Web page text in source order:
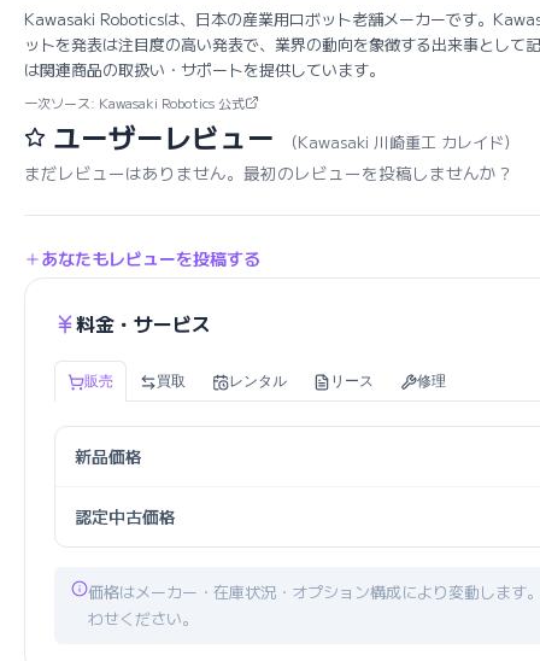
Kawasaki Roboticsは、日本の産業用ロボット老舗メーカーです。
ットを発表は注目度の高い発表で、業界の動向を象徴する出来事として
は関連商品の取扱い・サポートを提供しています。
一次ソース: Kawasaki Robotics 公式
ユーザーレビュー （Kawasaki 川崎重工 カレイド）
まだレビューはありません。最初のレビューを投稿しませんか？
あなたもレビューを投稿する
料金・サービス
販売 買取 レンタル リース 修理
新品価格
認定中古価格
価格はメーカー・在庫状況・オプション構成により変動します
わせください。